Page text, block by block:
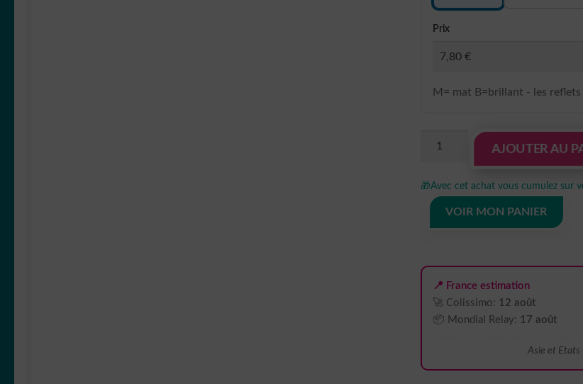
Prix
M= mat B=brillant - les
autocollant
vitrine
gâteau
restaurant
RVRUV
AJOUTER AU
🎁Avec cet achat vous cumulez sur
VOIR MON PANIER
📍 France estimation
🚀 Colissimo: 12 août
📦 Mondial Relay: 17 août
Asie et Etats